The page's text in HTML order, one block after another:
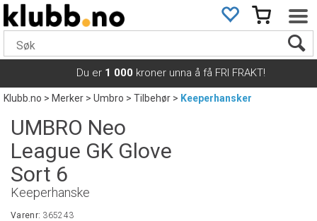
Du er 1 000 kroner unna å få FRI FRAKT!
Klubb.no>Merker>Umbro>Tilbehør> Keeperhansker
UMBRO Neo
League GK Glove
Sort 6
Keeperhanske
Varenr: 365243